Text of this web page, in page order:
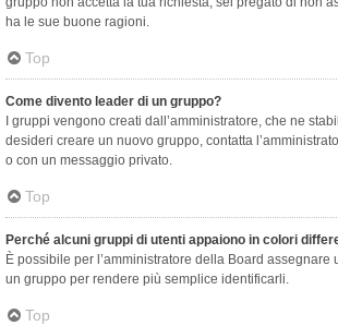
ha le sue buone ragioni.
Top
Come divento leader di un gruppo?
I gruppi vengono creati dall’amministratore, che ne
desideri creare un nuovo gruppo, contatta
o con un messaggio privato.
Top
Perché alcuni gruppi di utenti appaiono in colori
È possibile per l’amministratore della Board assegnare
un gruppo per rendere più semplice identificarli.
Top